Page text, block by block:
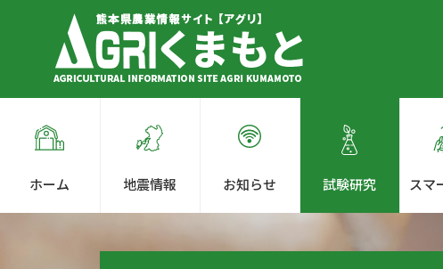
ホーム 地震情報 お知らせ 試験研究 スマ